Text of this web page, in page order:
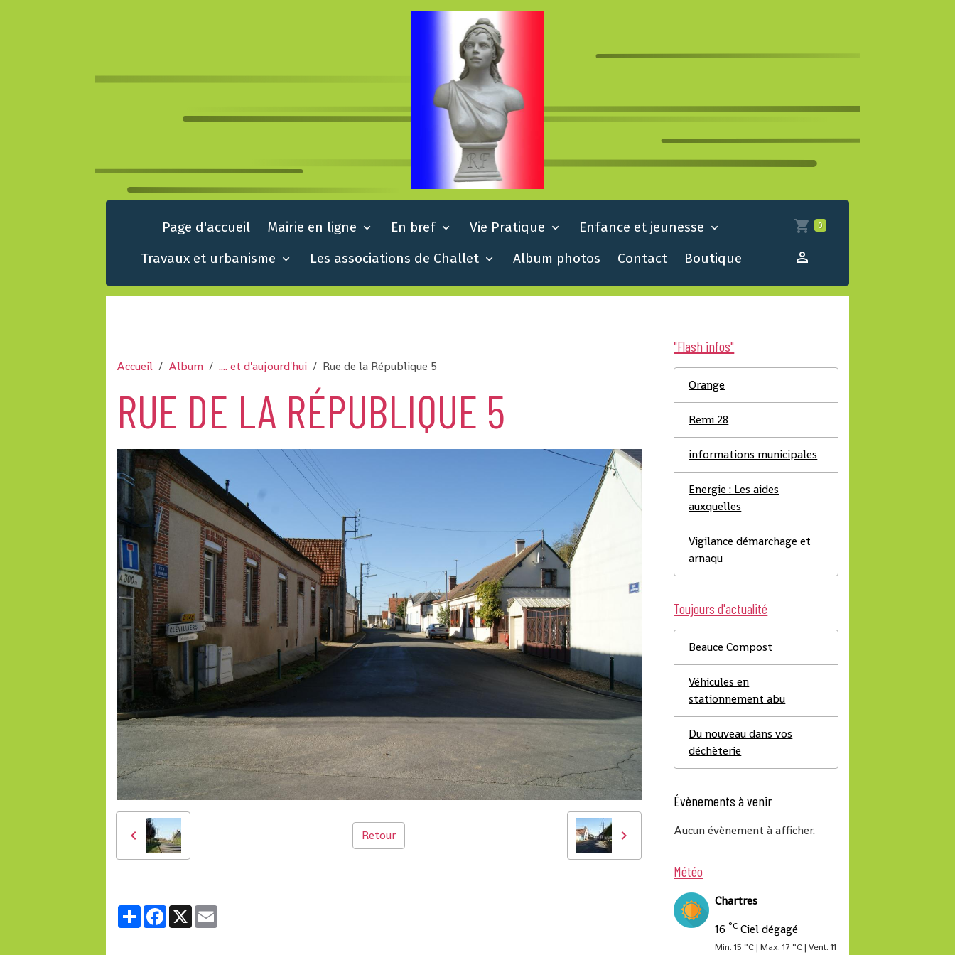
Page d'accueil Mairie en ligne En bref Vie Pratique
Enfance et jeunesse
Travaux et urbanisme
Les associations de Challet Album photos Contact Boutique
0
Accueil Album .... et d'aujourd'hui Rue de la République 5
RUE DE LA RÉPUBLIQUE 5
Retour
PartagerFacebook
X
"Flash infos"
Orange
Remi 28
informations municipales
Energie : Les aides
auxquelles
Vigilance démarchage et
arnaqu
Toujours d'actualité
Beauce Compost
Véhicules en
stationnement abu
Du nouveau dans vos
déchèterie
Évènements à venir
Aucun évènement à afficher.
Météo
Chartres
16 °C Ciel dégagé
Min: 15 °C | Max: 17 °C | Vent: 11